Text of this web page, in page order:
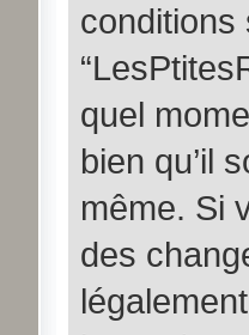
conditions
quel
bien qu’il
même. Si
des